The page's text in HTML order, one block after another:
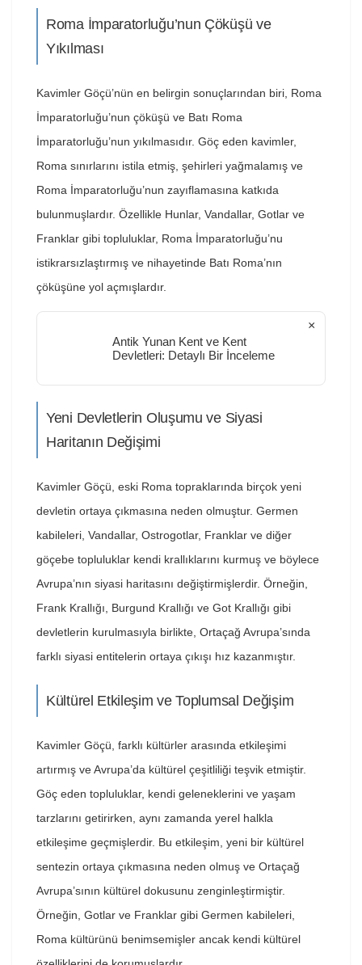
Roma İmparatorluğu’nun Çöküşü ve
Yıkılması
Kavimler Göçü’nün en belirgin sonuçlarından biri, Roma
İmparatorluğu’nun çöküşü ve Batı Roma
İmparatorluğu’nun yıkılmasıdır. Göç eden kavimler,
Roma sınırlarını istila etmiş, şehirleri yağmalamış ve
Roma İmparatorluğu’nun zayıflamasına katkıda
bulunmuşlardır. Özellikle Hunlar, Vandallar, Gotlar ve
Franklar gibi topluluklar, Roma İmparatorluğu’nu
istikrarsızlaştırmış ve nihayetinde Batı Roma’nın
çöküşüne yol açmışlardır.
Antik Yunan Kent ve Kent
Devletleri: Detaylı Bir İnceleme
×
Yeni Devletlerin Oluşumu ve Siyasi
Haritanın Değişimi
Kavimler Göçü, eski Roma topraklarında birçok yeni
devletin ortaya çıkmasına neden olmuştur. Germen
kabileleri, Vandallar, Ostrogotlar, Franklar ve diğer
göçebe topluluklar kendi krallıklarını kurmuş ve böylece
Avrupa’nın siyasi haritasını değiştirmişlerdir. Örneğin,
Frank Krallığı, Burgund Krallığı ve Got Krallığı gibi
devletlerin kurulmasıyla birlikte, Ortaçağ Avrupa’sında
farklı siyasi entitelerin ortaya çıkışı hız kazanmıştır.
Kültürel Etkileşim ve Toplumsal Değişim
Kavimler Göçü, farklı kültürler arasında etkileşimi
artırmış ve Avrupa’da kültürel çeşitliliği teşvik etmiştir.
Göç eden topluluklar, kendi geleneklerini ve yaşam
tarzlarını getirirken, aynı zamanda yerel halkla
etkileşime geçmişlerdir. Bu etkileşim, yeni bir kültürel
sentezin ortaya çıkmasına neden olmuş ve Ortaçağ
Avrupa’sının kültürel dokusunu zenginleştirmiştir.
Örneğin, Gotlar ve Franklar gibi Germen kabileleri,
Roma kültürünü benimsemişler ancak kendi kültürel